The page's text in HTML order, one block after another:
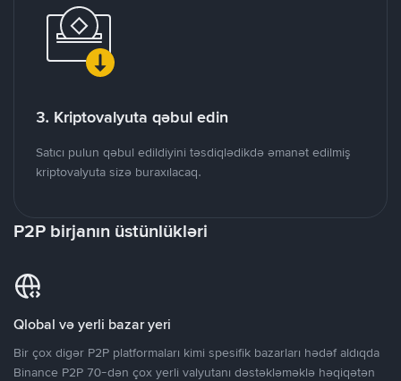
3. Kriptovalyuta qəbul edin
Satıcı pulun qəbul edildiyini təsdiqlədikdə əmanət edilmiş
kriptovalyuta sizə buraxılacaq.
P2P birjanın üstünlükləri
Qlobal və yerli bazar yeri
Bir çox digər P2P platformaları kimi spesifik bazarları hədəf aldıqda
Binance P2P 70-dən çox yerli valyutanı dəstəkləməklə həqiqətən